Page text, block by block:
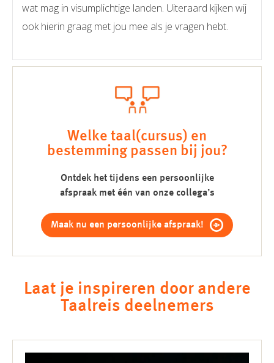
wat mag in visumplichtige landen. Uiteraard kijken wij
ook hierin graag met jou mee als je vragen hebt.
Welke taal(cursus) en
bestemming passen bij jou?
Ontdek het tijdens een persoonlijke
afspraak met één van onze collega’s
Maak nu een persoonlijke afspraak!
Laat je inspireren door andere
Taalreis deelnemers